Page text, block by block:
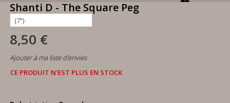
Shanti D - The Square Peg
8,50 €
Ajouter à ma liste d'envies
CE PRODUIT N'EST PLUS EN STOCK